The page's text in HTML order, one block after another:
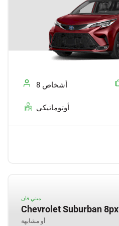
8 أشخاص
أوتوماتيكي
ميني فان
Chevrolet Suburban 8px
أو مشابهة